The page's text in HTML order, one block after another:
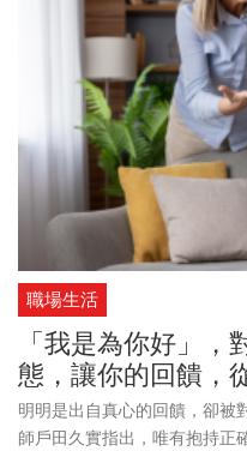
職場生活
「我是為你好」
態，讓你的回饋，
明明是出自真心的回饋，卻被
師戶田久實指出，唯有抱持正